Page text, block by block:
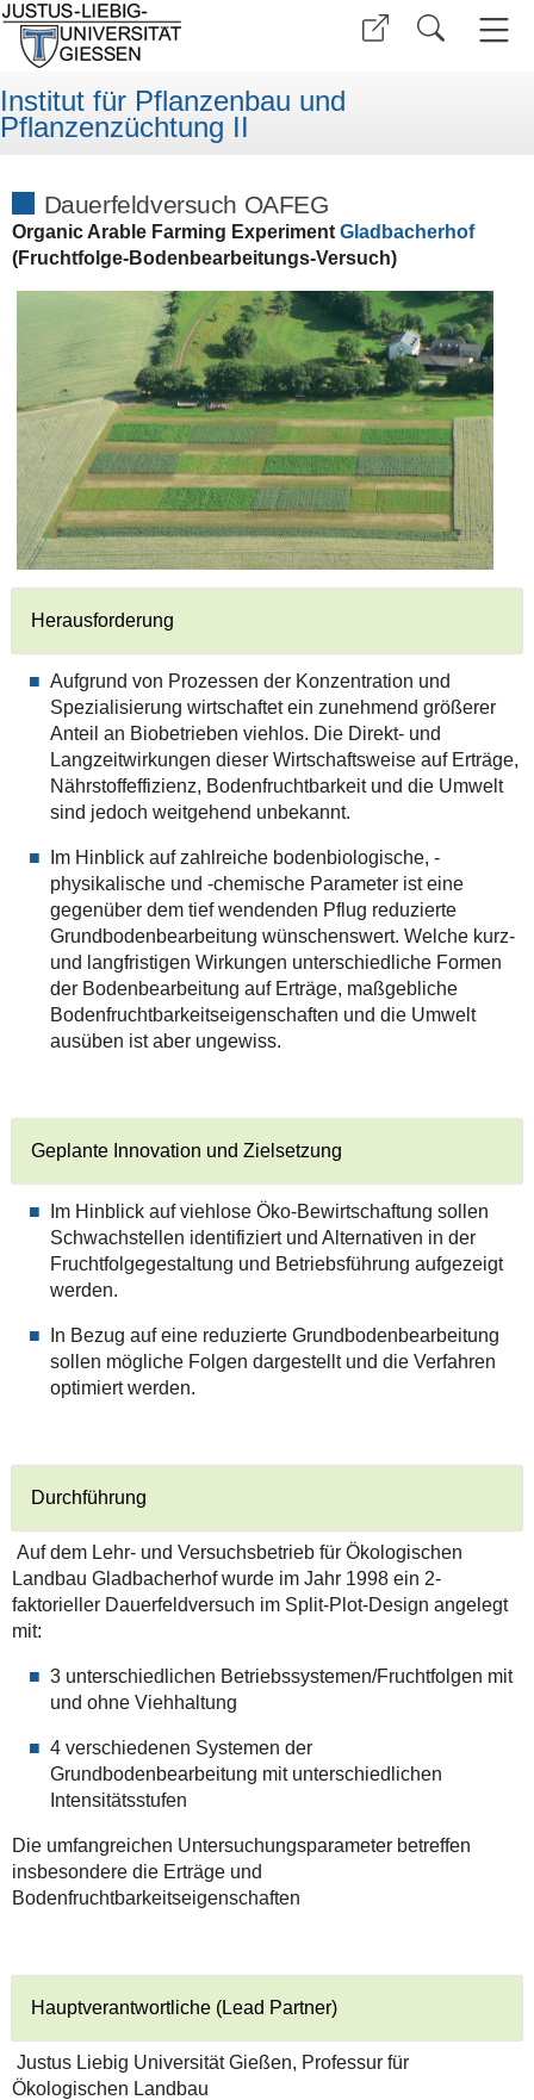
Institut für Pflanzenbau und
Pflanzenzüchtung II
Dauerfeldversuch OAFEG
Organic Arable Farming Experiment Gladbacherhof
(Fruchtfolge-Bodenbearbeitungs-Versuch)
Herausforderung
Aufgrund von Prozessen der Konzentration und
Spezialisierung wirtschaftet ein zunehmend größerer
Anteil an Biobetrieben viehlos. Die Direkt- und
Langzeitwirkungen dieser Wirtschaftsweise auf Erträge,
Nährstoffeffizienz, Bodenfruchtbarkeit und die Umwelt
sind jedoch weitgehend unbekannt.
Im Hinblick auf zahlreiche bodenbiologische, -
physikalische und -chemische Parameter ist eine
gegenüber dem tief wendenden Pflug reduzierte
Grundbodenbearbeitung wünschenswert. Welche kurz-
und langfristigen Wirkungen unterschiedliche Formen
der Bodenbearbeitung auf Erträge, maßgebliche
Bodenfruchtbarkeitseigenschaften und die Umwelt
ausüben ist aber ungewiss.
Geplante Innovation und Zielsetzung
Im Hinblick auf viehlose Öko-Bewirtschaftung sollen
Schwachstellen identifiziert und Alternativen in der
Fruchtfolgegestaltung und Betriebsführung aufgezeigt
werden.
In Bezug auf eine reduzierte Grundbodenbearbeitung
sollen mögliche Folgen dargestellt und die Verfahren
optimiert werden.
Durchführung
Auf dem Lehr- und Versuchsbetrieb für Ökologischen
Landbau Gladbacherhof wurde im Jahr 1998 ein 2-
faktorieller Dauerfeldversuch im Split-Plot-Design angelegt
mit:
3 unterschiedlichen Betriebssystemen/Fruchtfolgen mit
und ohne Viehhaltung
4 verschiedenen Systemen der
Grundbodenbearbeitung mit unterschiedlichen
Intensitätsstufen
Die umfangreichen Untersuchungsparameter betreffen
insbesondere die Erträge und
Bodenfruchtbarkeitseigenschaften
Hauptverantwortliche (Lead Partner)
Justus Liebig Universität Gießen, Professur für
Ökologischen Landbau